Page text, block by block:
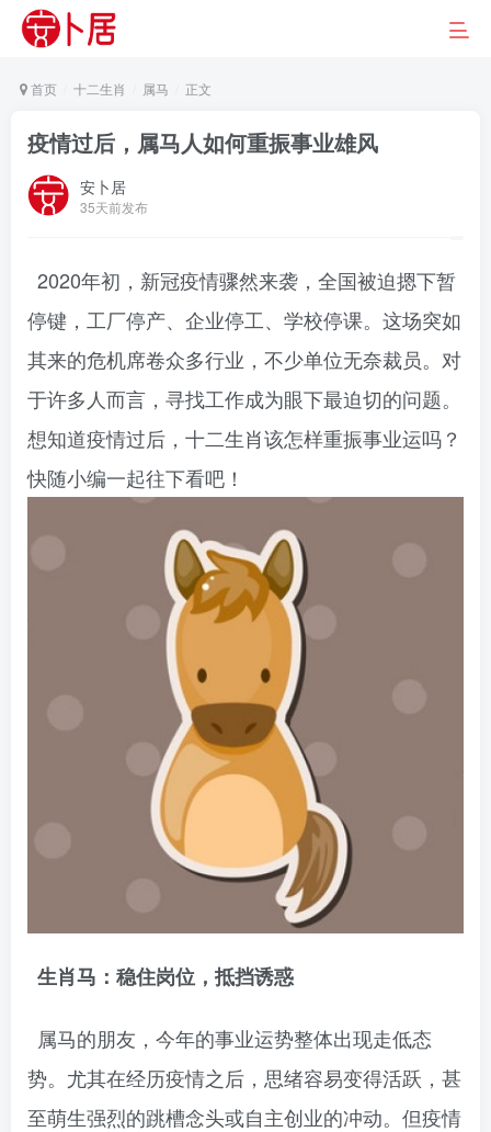
首页 十二生肖 属马 正文
疫情过后，属马人如何重振事业雄风
安卜居
35天前发布
2020年初，新冠疫情骤然来袭，全国被迫摁下暂
停键，工厂停产、企业停工、学校停课。这场突如
其来的危机席卷众多行业，不少单位无奈裁员。对
于许多人而言，寻找工作成为眼下最迫切的问题。
想知道疫情过后，十二生肖该怎样重振事业运吗？
快随小编一起往下看吧！
生肖马：稳住岗位，抵挡诱惑
属马的朋友，今年的事业运势整体出现走低态
势。尤其在经历疫情之后，思绪容易变得活跃，甚
至萌生强烈的跳槽念头或自主创业的冲动。但疫情